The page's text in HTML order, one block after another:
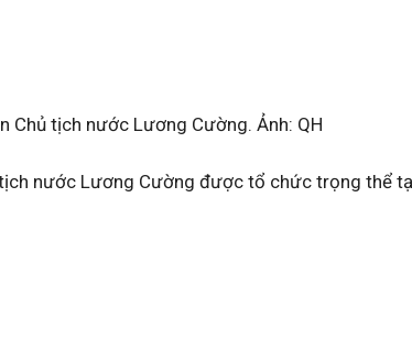
Chủ tịch nước Lương Cường. Ảnh: QH
nước Lương Cường được tổ chức trọng thể